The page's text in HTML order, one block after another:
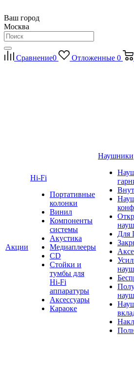
Ваш город
Москва
Сравнение0 Отложенные 0
Акции
Hi-Fi
Портативные
колонки
Винил
Компоненты
системы
Акустика
Медиаплееры
CD
Стойки и
тумбы для
Hi-Fi
аппаратуры
Аксессуары
Караоке
Наушники
Для